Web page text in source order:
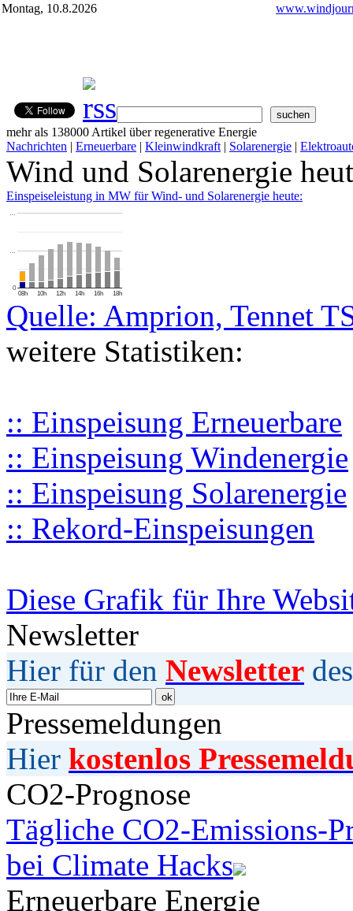
Montag, 10.8.2026
mehr als 138000 Artikel über regenerative Energie
Nachrichten | Erneuerbare | Kleinwindkraft | Solarenergie |
Wind und Solarenergie
Einspeiseleistung in MW für Wind- und Solarenergie heute:
08h 10h 12h 14h 16h 18h
0
…
…
Quelle: Amprion, Tennet
weitere Statistiken:
:: Einspeisung Erneuerbare
:: Einspeisung Windenergie
:: Einspeisung Solarenergie
:: Rekord-Einspeisungen
Diese Grafik für Ihre
Newsletter
Hier für den Newsletter
Pressemeldungen
Hier kostenlos
CO2-Prognose
Tägliche CO2-Emissions-
bei Climate Hacks
Erneuerbare Energie